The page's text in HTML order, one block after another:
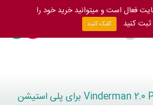
فعال است و میتوانید خرید خود را
ثبت کنید
کلیک کنید